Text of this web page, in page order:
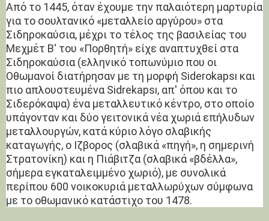
Από το 1445, όταν έχουμε την παλαιότερη μαρτυρία
για το σουλτανικό «μεταλλείο αργύρου» στα
Σιδηροκαύσια, μέχρι το τέλος της βασιλείας του
Μεχμέτ Β' του «Πορθητή» είχε αναπτυχθεί στα
Σιδηροκαύσια (ελληνικό τοπωνύμιο που οι
Οθωμανοί διατήρησαν με τη μορφή Siderokapsı και
πιο απλουστευμένα Sidrekapsı, απ' όπου και το
Σιδερόκαψα) ένα μεταλλευτικό κέντρο, στο οποίο
υπάγονταν και δύο γειτονικά νέα χωριά επήλυδων
μεταλλουργών, κατά κύριο λόγο σλαβικής
καταγωγής, ο Ιζβορος (σλαβικά «πηγή», η σημερινή
Στρατονίκη) και η Πιάβιτζα (σλαβικά «βδέλλα»,
σήμερα εγκαταλειμμένο χωριό), με συνολικά
περίπου 600 νοικοκυριά μεταλλωρύχων σύμφωνα
με το οθωμανικό κατάστιχο του 1478.